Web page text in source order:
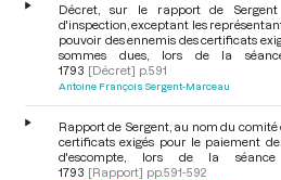
Décret, sur le rapport de
d'inspection, exceptant les
pouvoir des ennemis des certificats
sommes dues, lors de la
1793 [Décret] p.591
Antoine François Sergent-Marceau
Rapport de Sergent, au nom du
certificats exigés pour le paiement
d'escompte, lors de la
1793 [Rapport] pp.591-592